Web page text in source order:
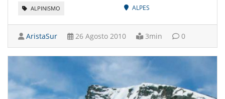
ALPINISMO ALPES
AristaSur 26 Agosto 2010 3min 0